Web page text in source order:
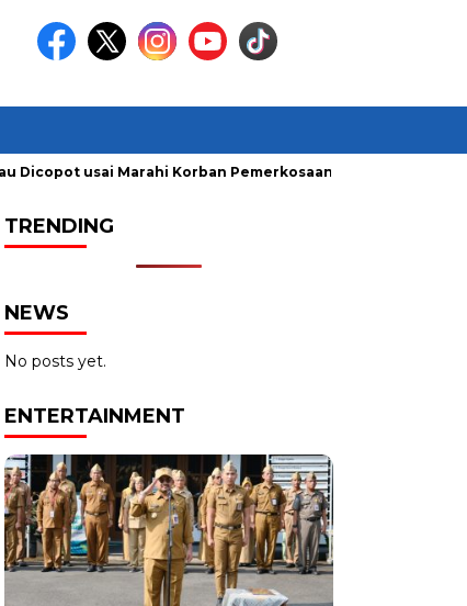
usai Marahi Korban Pemerkosaan
TRENDING
NEWS
No posts yet.
ENTERTAINMENT